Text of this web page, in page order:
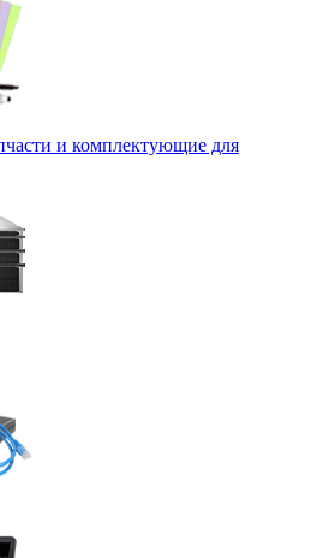
и комплектующие для